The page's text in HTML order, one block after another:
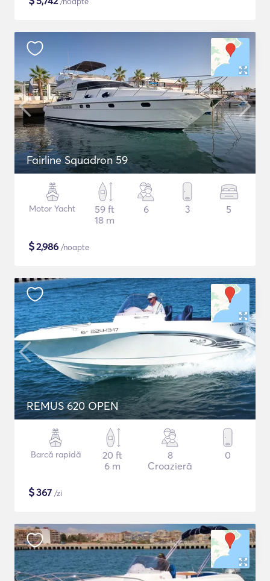
Fairline Squadron 59
Motor Yacht
59 ft
18 m
6 3 5
$2,986 /noapte
REMUS 620 OPEN
Barcă rapidă
20 ft
6 m
8
Croazieră
0
$367 /zi